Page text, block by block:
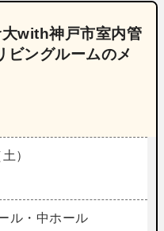
with神戸市室内管
ビングルームのメ
）
ル・中ホール